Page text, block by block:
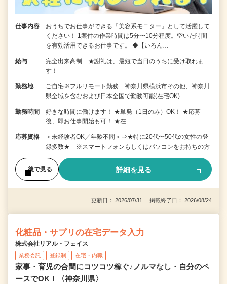
仕事内容
おうちでお仕事ができる『美容系モニター』として活躍して
ください！ 1案件の作業時間は5分〜10分程度。空いた時間
を有効活用できるお仕事です。 ◆【いろん…
給与
完全出来高制 ★謝礼は、最短で当日のうちに受け取れま
す！
勤務地
ご自宅※フルリモート勤務 神奈川県横浜市その他、神奈川
県全域を含むおよび日本全国で勤務可能(在宅OK)
勤務時間
好きな時間に働けます！ ★単発（1日のみ）OK！ ★応募
後、即お仕事開始も可！ ★在…
応募資格
＜未経験者OK／年齢不問＞⇒★特に20代〜50代の女性の登
録多数★ ※スマートフォンもしくはパソコンをお持ちの方
後で見る 詳細を見る
更新日： 2026/07/31 掲載終了日： 2026/08/24
化粧品・サプリの在宅データ入力
株式会社リアル・フェイス
業務委託 登録制 在宅・内職
家事・育児の合間にコツコツ稼ぐ♪ノルマなし・自分のペ
ースでOK！〈神奈川県〉